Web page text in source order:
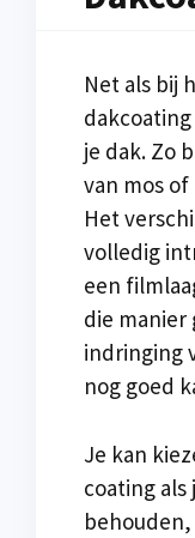
Net als bij
je dak. Zo
van mos
Het
volledig
een
die manier
indringing
nog goed
Je kan
coating